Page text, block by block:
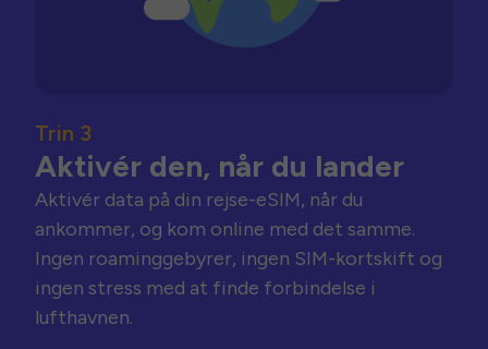
Trin 3
Aktivér den, når du lander
Aktivér data på din rejse-eSIM, når du
ankommer, og kom online med det samme.
Ingen roaminggebyrer, ingen SIM-kortskift og
ingen stress med at finde forbindelse i
lufthavnen.